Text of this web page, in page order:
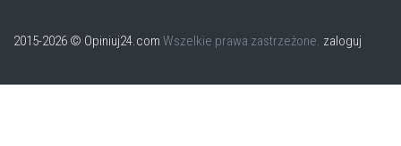
2015-2026 © Opiniuj24.com Wszelkie prawa zastrzeżone. zaloguj